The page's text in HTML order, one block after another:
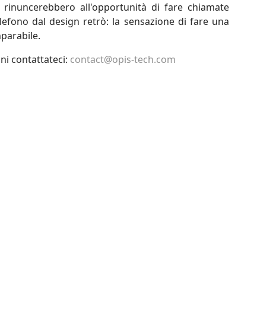
all'opportunità di fare chiamate
dal design retrò: la sensazione di fare una
contattateci: contact@opis-tech.com